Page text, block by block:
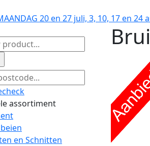
20 en 27 juli, 3, 10, 17 en 24
assortiment
en Schnitten